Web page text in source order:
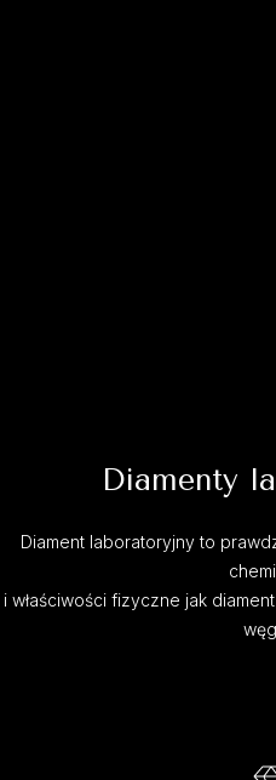
Diamenty
Diament laboratoryjny to
i właściwości fizyczne jak